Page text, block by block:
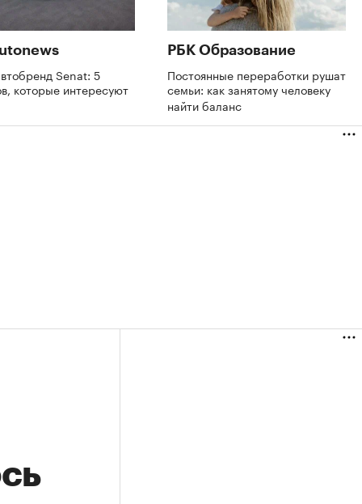
Senat: 5
которые интересуют
РБК Образование
Постоянные переработки рушат
семьи: как занятому человеку
найти баланс